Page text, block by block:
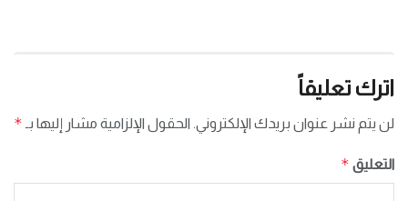
اترك تعليقاً
لن يتم نشر عنوان بريدك الإلكتروني. الحقول الإلزامية مشار إليها بـ *
التعليق *